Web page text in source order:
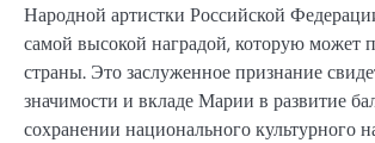
Народной артистки Российской
самой высокой наградой, которую может
страны. Это заслуженное признание
значимости и вкладе Марии в развитие
сохранении национального культурного